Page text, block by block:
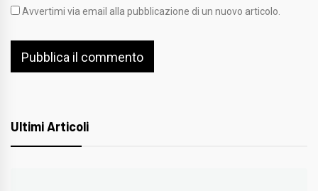
Avvertimi via email alla pubblicazione di un nuovo articolo.
Ultimi Articoli